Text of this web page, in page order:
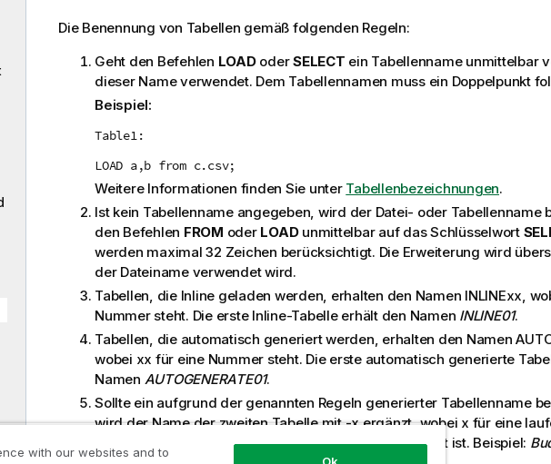
Die Benennung von Tabellen gemäß folgenden Regeln:
Geht den Befehlen LOADoderSELECT ein Tabellenname unmittelbar
dieser Name verwendet. Dem Tabellennamen muss ein Doppelpunkt
Beispiel:
Table1:
LOAD a,b from c.csv;
Weitere Informationen finden Sie unter Tabellenbezeichnungen.
Ist kein Tabellenname angegeben, wird der Datei- oder Tabellenname
den Befehlen FROM oder LOADunmittelbar auf das Schlüsselwort
werden maximal 32 Zeichen berücksichtigt. Die Erweiterung wird
der Dateiname verwendet wird.
Tabellen, die Inline geladen werden, erhalten den Namen INLINExx,
Nummer steht. Die erste Inline-Tabelle erhält den Namen INLINE01.
Tabellen, die automatisch generiert werden, erhalten den Namen
wobei xx für eine Nummer steht. Die erste automatisch generierte
Namen AUTOGENERATE01.
Sollte ein aufgrund der genannten Regeln generierter Tabellenname
wird der Name der zweiten Tabelle mit -x ergänzt, wobei x für eine
steht. Diese wird erhöht, bis Eindeutigkeit gewährleistet ist. Beispiel:
with our websites and to